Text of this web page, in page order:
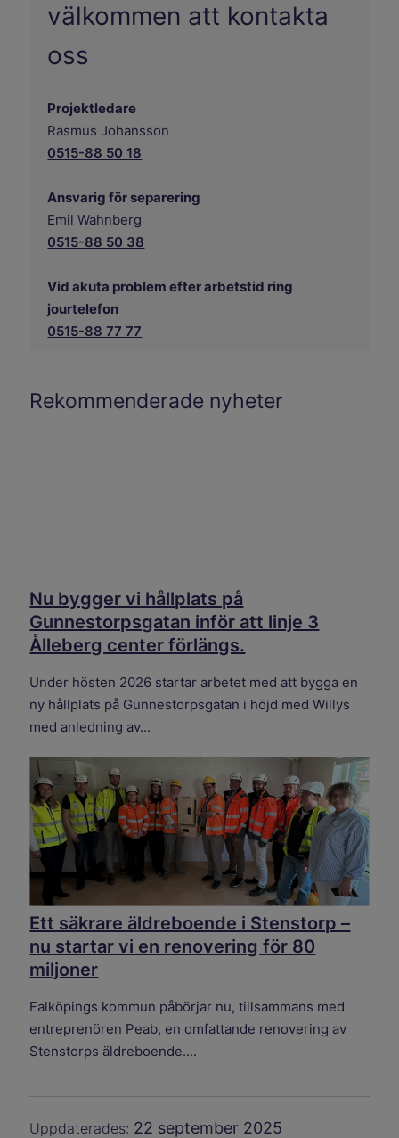
välkommen att kontakta
oss
Projektledare
Rasmus Johansson
0515-88 50 18
Ansvarig för separering
Emil Wahnberg
0515-88 50 38
Vid akuta problem efter arbetstid ring
jourtelefon
0515-88 77 77
Rekommenderade nyheter
Nu bygger vi hållplats på
Gunnestorpsgatan inför att linje 3
Ålleberg center förlängs.
Under hösten 2026 startar arbetet med att bygga en
ny hållplats på Gunnestorpsgatan i höjd med Willys
med anledning av...
Ett säkrare äldreboende i Stenstorp –
nu startar vi en renovering för 80
miljoner
Falköpings kommun påbörjar nu, tillsammans med
entreprenören Peab, en omfattande renovering av
Stenstorps äldreboende....
Uppdaterades: 22 september 2025